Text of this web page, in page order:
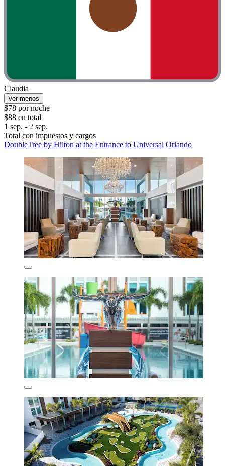
Claudia
Ver menos
$78 por noche
$88 en total
1 sep. - 2 sep.
Total con impuestos y cargos
DoubleTree by Hilton at the Entrance to Universal Orlando